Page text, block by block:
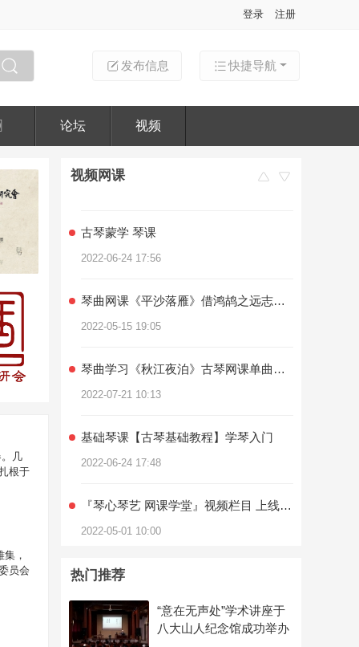
登录 注册
快捷导航
发布信息
论坛 视频
几
根于
，
员会
视频网课
灵府渊质、乐在智人 | 名气超大的琴曲《流水》上线！
优享网课《红楼梦》经典琴歌之《枉凝眉》
2022-05-15 18:06
2022-06-24 17:56
2022-05-15 19:05
2022-07-21 10:13
2022-06-24 17:48
2022-05-01 10:00
2022-05-12 10:43
灵府渊质、乐在智人 | 名气超大的琴曲《流水》上线！
热门推荐
“意在无声处”学术讲座于
八大山人纪念馆成功举办